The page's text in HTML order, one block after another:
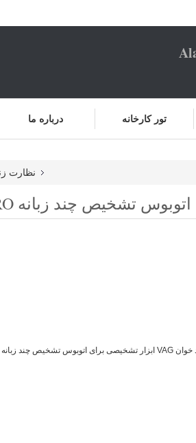
درباره ما تور کارخانه
نظارت